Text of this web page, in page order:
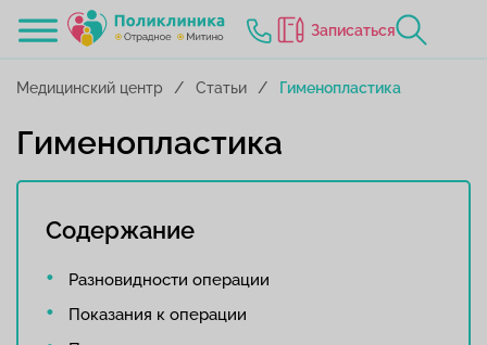
Записаться
Медицинский центр Статьи Гименопластика
Гименопластика
Содержание
Разновидности операции
Показания к операции